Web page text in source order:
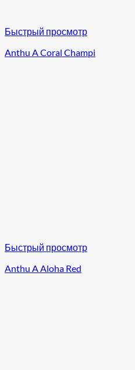
Быстрый просмотр
Anthu A Coral Champi
Быстрый просмотр
Anthu A Aloha Red